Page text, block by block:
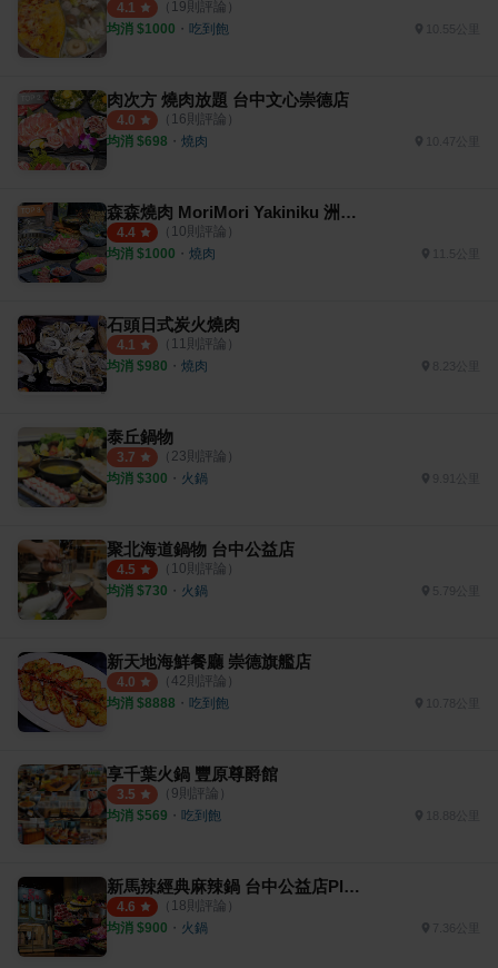
4.1 （ 19則評論）
均消 $1000 ・ 吃到飽 10.55公里
肉次方 燒肉放題 台中文心崇德店
4.0 （ 16則評論）
均消 $698 ・ 燒肉 10.47公里
森森燒肉 MoriMori Yakiniku 洲際店
4.4 （ 10則評論）
均消 $1000 ・ 燒肉 11.5公里
石頭日式炭火燒肉
4.1 （ 11則評論）
均消 $980 ・ 燒肉 8.23公里
泰丘鍋物
3.7 （ 23則評論）
均消 $300 ・ 火鍋 9.91公里
聚北海道鍋物 台中公益店
4.5 （ 10則評論）
均消 $730 ・ 火鍋 5.79公里
新天地海鮮餐廳 崇德旗艦店
4.0 （ 42則評論）
均消 $8888 ・ 吃到飽 10.78公里
享千葉火鍋 豐原尊爵館
3.5 （ 9則評論）
均消 $569 ・ 吃到飽 18.88公里
新馬辣經典麻辣鍋 台中公益店Plus+
4.6 （ 18則評論）
均消 $900 ・ 火鍋 7.36公里